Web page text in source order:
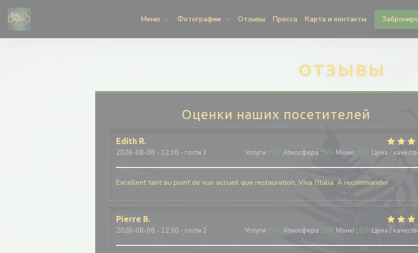
Панель управления cookies
Меню Фотографии Отзывы Пресса Карта и контакты
ОТЗЫВЫ
Оценки наших посетителей
Edith R
2026-08-08 - 12:30 - гости 3 Услуги : Атмосфера : 5/5 Меню : 5 Цена /
Excellent tant au point de vue accueil que restauration. Viva l'Italia. À recommander.
Pierre B
2026-08-08 - 12:30 - гости 2 Услуги : /5 Атмосфера : 5/5 Меню : 5/5 Цена /